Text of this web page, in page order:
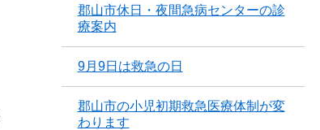
郡山市休日・夜間急病センターの診
療案内
9月9日は救急の日
郡山市の小児初期救急医療体制が変
わります